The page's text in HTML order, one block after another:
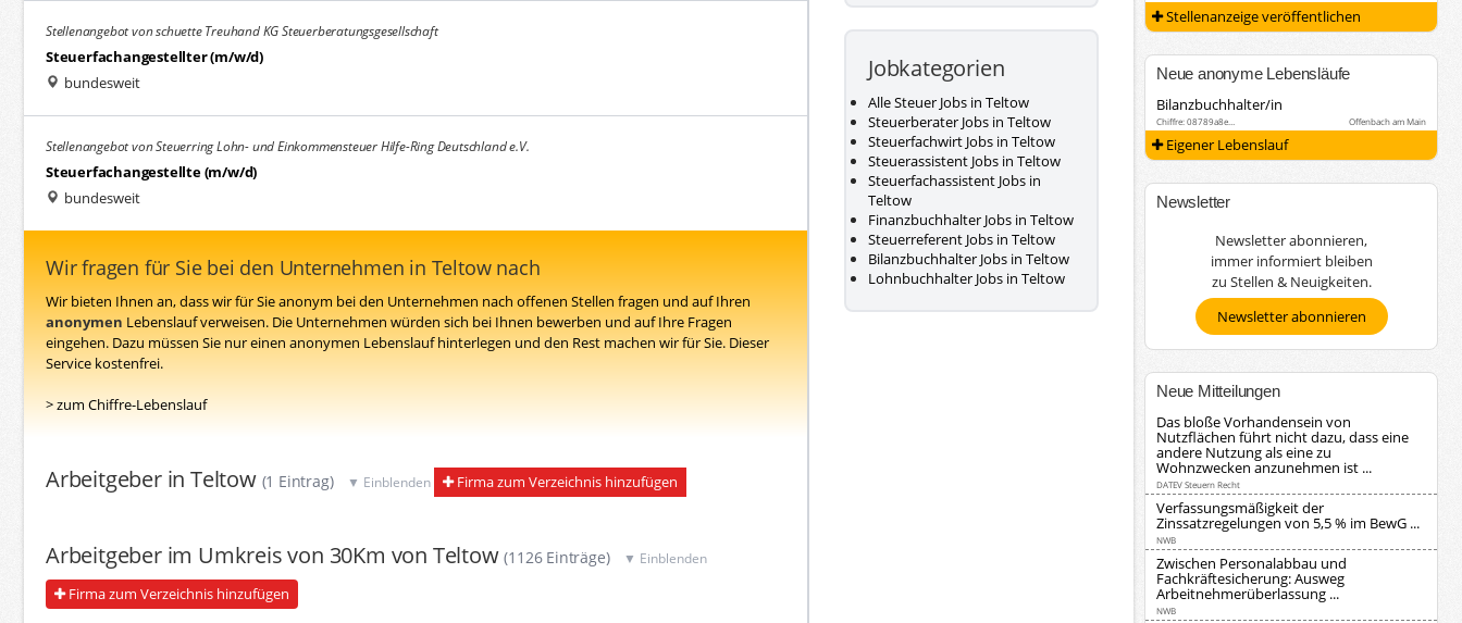
Stellenangebot von schuette Treuhand KG Steuerberatungsgesellschaft
Steuerfachangestellter (m/w/d)
bundesweit
Stellenangebot von Steuerring Lohn- und Einkommensteuer Hilfe-Ring Deutschland e.V.
Steuerfachangestellte (m/w/d)
bundesweit
Wir fragen für Sie bei den Unternehmen in Teltow nach
Wir bieten Ihnen an, dass wir für Sie anonym bei den Unternehmen nach offenen Stellen fragen und auf Ihren
anonymen Lebenslauf verweisen. Die Unternehmen würden sich bei Ihnen bewerben und auf Ihre Fragen
eingehen. Dazu müssen Sie nur einen anonymen Lebenslauf hinterlegen und den Rest machen wir für Sie. Dieser
Service kostenfrei.
> zum Chiffre-Lebenslauf
Arbeitgeber in Teltow (1 Eintrag) ▼ Einblenden Firma zum Verzeichnis hinzufügen
Arbeitgeber im Umkreis von 30Km von Teltow(1126 Einträge) ▼ Einblenden
Firma zum Verzeichnis hinzufügen
Jobkategorien
Alle Steuer Jobs in Teltow
Steuerberater Jobs in Teltow
Steuerfachwirt Jobs in Teltow
Steuerassistent Jobs in Teltow
Steuerfachassistent Jobs in
Teltow
Finanzbuchhalter Jobs in Teltow
Steuerreferent Jobs in Teltow
Bilanzbuchhalter Jobs in Teltow
Lohnbuchhalter Jobs in Teltow
Stellenanzeige veröffentlichen
Neue anonyme Lebensläufe
Bilanzbuchhalter/in
Chiffre: 08789a8e… Offenbach am Main
Eigener Lebenslauf
Newsletter
Newsletter abonnieren,
immer informiert bleiben
zu Stellen & Neuigkeiten.
Newsletter abonnieren
Neue Mitteilungen
Das bloße Vorhandensein von
Nutzflächen führt nicht dazu, dass eine
andere Nutzung als eine zu
Wohnzwecken anzunehmen ist ...
DATEV Steuern Recht
Verfassungsmäßigkeit der
Zinssatzregelungen von 5,5 % im BewG ...
NWB
Zwischen Personalabbau und
Fachkräftesicherung: Ausweg
Arbeitnehmerüberlassung ...
NWB